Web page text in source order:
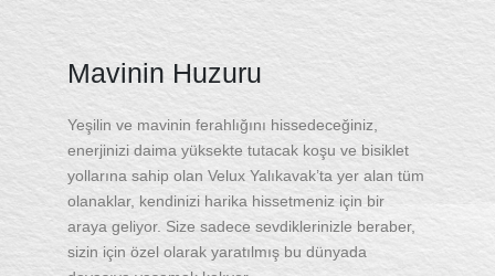
Mavinin Huzuru
Yeşilin ve mavinin ferahlığını hissedeceğiniz,
enerjinizi daima yüksekte tutacak koşu ve bisiklet
yollarına sahip olan Velux Yalıkavak’ta yer alan tüm
olanaklar, kendinizi harika hissetmeniz için bir
araya geliyor. Size sadece sevdiklerinizle beraber,
sizin için özel olarak yaratılmış bu dünyada